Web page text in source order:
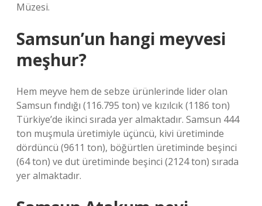
Müzesi.
Samsun’un hangi meyvesi
meşhur?
Hem meyve hem de sebze ürünlerinde lider olan
Samsun fındığı (116.795 ton) ve kızılcık (1186 ton)
Türkiye’de ikinci sırada yer almaktadır. Samsun 444
ton muşmula üretimiyle üçüncü, kivi üretiminde
dördüncü (9611 ton), böğürtlen üretiminde beşinci
(64 ton) ve dut üretiminde beşinci (2124 ton) sırada
yer almaktadır.